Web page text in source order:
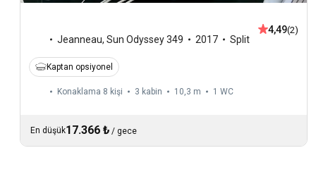
Jeanneau, Sun Odyssey 349 2017 Split
4,49(2)
Kaptan opsiyonel
Konaklama 8 kişi 3 kabin 10,3 m 1 WC
En düşük17.366 ₺ / gece